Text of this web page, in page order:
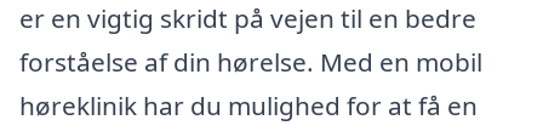
er en vigtig skridt på vejen til en bedre
forståelse af din hørelse. Med en mobil
høreklinik har du mulighed for at få en